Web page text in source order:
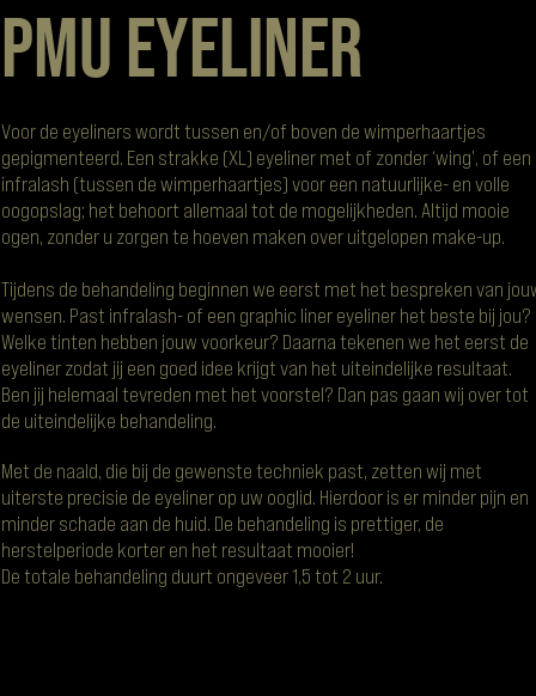
PMU Eyeliner
Voor de eyeliners wordt tussen en/of boven de wimperhaartjes
gepigmenteerd. Een strakke (XL) eyeliner met of zonder ‘wing’, of een
infralash (tussen de wimperhaartjes) voor een natuurlijke- en volle
oogopslag; het behoort allemaal tot de mogelijkheden. Altijd mooie
ogen, zonder u zorgen te hoeven maken over uitgelopen make-up.
Tijdens de behandeling beginnen we eerst met het bespreken van
wensen. Past infralash- of een graphic liner eyeliner het beste bij jou?
Welke tinten hebben jouw voorkeur? Daarna tekenen we het eerst de
eyeliner zodat jij een goed idee krijgt van het uiteindelijke resultaat.
Ben jij helemaal tevreden met het voorstel? Dan pas gaan wij over tot
de uiteindelijke behandeling.
Met de naald, die bij de gewenste techniek past, zetten wij met
uiterste precisie de eyeliner op uw ooglid. Hierdoor is er minder pijn en
minder schade aan de huid. De behandeling is prettiger, de
herstelperiode korter en het resultaat mooier!
De totale behandeling duurt ongeveer 1,5 tot 2 uur.